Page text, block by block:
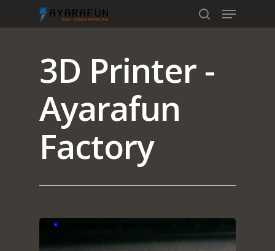
Hit enter to search or ESC to close
3D Printer -
Ayarafun
Factory